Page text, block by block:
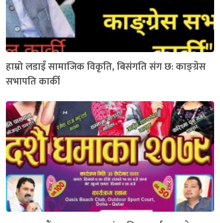
हाम्रो लडाइँ सामाजिक विकृति, बिसंगति संग छ: काङ्ग्रेस
सभापति कार्की